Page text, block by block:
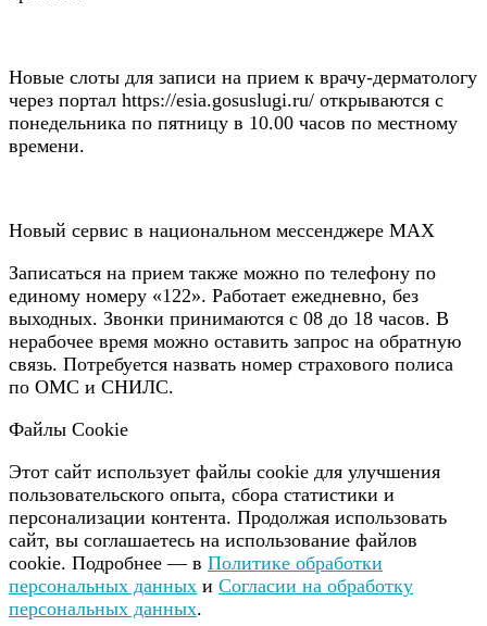
Новые слоты для записи на прием к врачу-дерматологу
через портал https://esia.gosuslugi.ru/ открываются с
понедельника по пятницу в 10.00 часов по местному
времени.
Новый сервис в национальном мессенджере MAX
Записаться на прием также можно по телефону по
единому номеру «122». Работает ежедневно, без
выходных. Звонки принимаются с 08 до 18 часов. В
нерабочее время можно оставить запрос на обратную
связь. Потребуется назвать номер страхового полиса
по ОМС и СНИЛС.
Файлы Cookie
Этот сайт использует файлы cookie для улучшения
пользовательского опыта, сбора статистики и
персонализации контента. Продолжая использовать
сайт, вы соглашаетесь на использование файлов
cookie. Подробнее — в Политике обработки
персональных данных и Согласии на обработку
персональных данных.